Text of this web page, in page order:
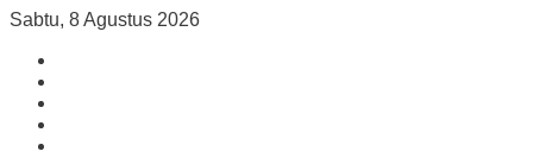
Sabtu, 8 Agustus 2026